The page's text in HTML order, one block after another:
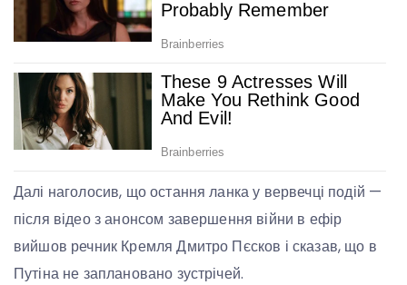
Далі наголосив, що остання ланка у вервечці подій —
після відео з анонсом завершення війни в ефір
вийшов речник Кремля Дмитро Пєсков і сказав, що в
Путіна не заплановано зустрічей.